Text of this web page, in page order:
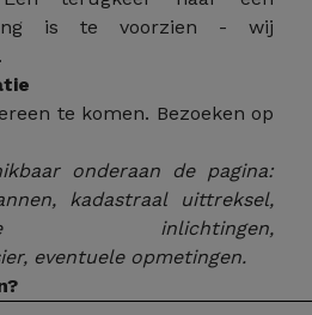
is te voorzien - wij
te komen. Bezoeken op
onderaan de pagina:
kadastraal uittreksel,
inlichtingen,
eventuele opmetingen.